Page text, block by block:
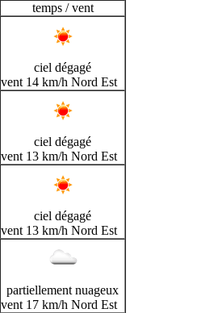
temps / vent
ciel dégagé
vent 14 km/h Nord Est
ciel dégagé
vent 13 km/h Nord Est
ciel dégagé
vent 13 km/h Nord Est
partiellement nuageux
vent 17 km/h Nord Est